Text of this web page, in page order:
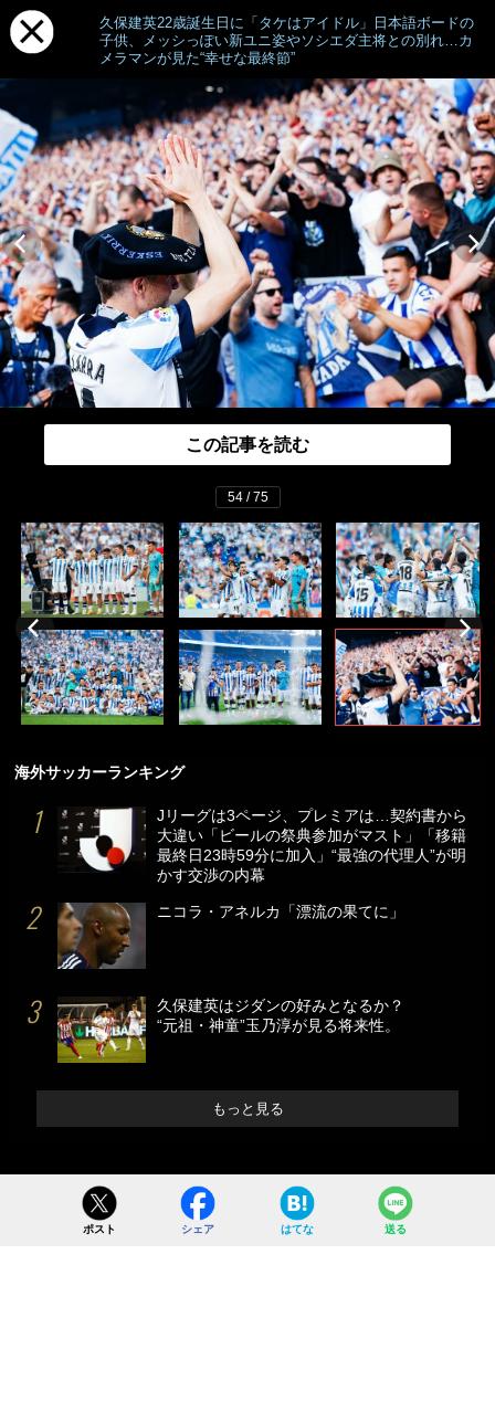
久保建英22歳誕生日に「タケはアイドル」日本語ボードの
子供、メッシっぽい新ユニ姿やソシエダ主将との別れ…カ
メラマンが見た“幸せな最終節”
この記事を読む
54 / 75
海外サッカーランキング
Jリーグは3ページ、プレミアは…契約書から
大違い「ビールの祭典参加がマスト」「移籍
最終日23時59分に加入」“最強の代理人”が明
かす交渉の内幕
ニコラ・アネルカ「漂流の果てに」
久保建英はジダンの好みとなるか？
“元祖・神童”玉乃淳が見る将来性。
もっと見る
ポスト シェア はてな 送る